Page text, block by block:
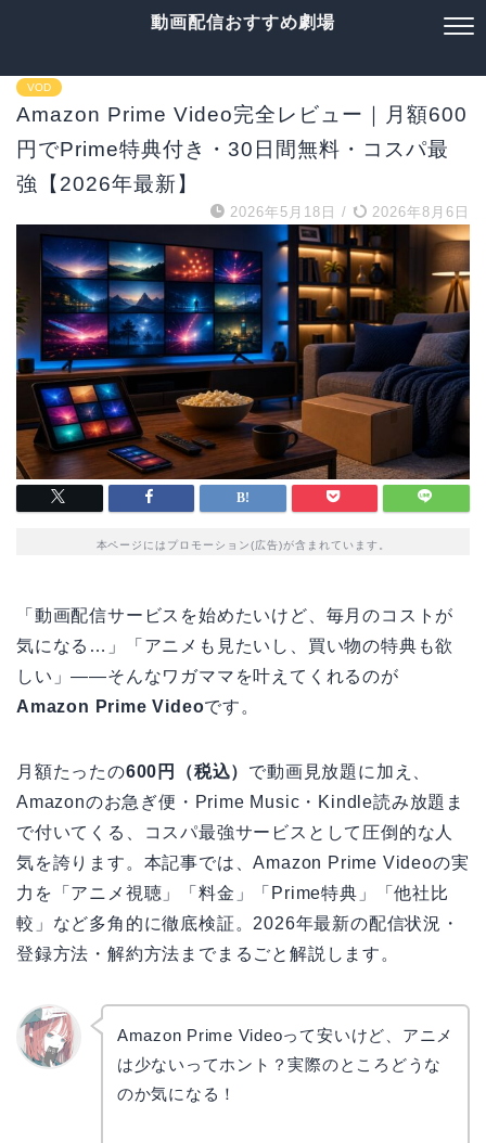
動画配信おすすめ劇場
VOD
Amazon Prime Video完全レビュー｜月額600
円でPrime特典付き・30日間無料・コスパ最
強【2026年最新】
2026年5月18日 / 2026年8月6日
本ページにはプロモーション(広告)が含まれています。
「動画配信サービスを始めたいけど、毎月のコストが
気になる…」「アニメも見たいし、買い物の特典も欲
しい」――そんなワガママを叶えてくれるのが
Amazon Prime Videoです。
月額たったの600円（税込） で動画見放題に加え、
Amazonのお急ぎ便・Prime Music・Kindle読み放題ま
で付いてくる、コスパ最強サービスとして圧倒的な人
気を誇ります。本記事では、Amazon Prime Videoの実
力を「アニメ視聴」「料金」「Prime特典」「他社比
較」など多角的に徹底検証。2026年最新の配信状況・
登録方法・解約方法までまるごと解説します。
Amazon Prime Videoって安いけど、アニメ
は少ないってホント？実際のところどうな
のか気になる！